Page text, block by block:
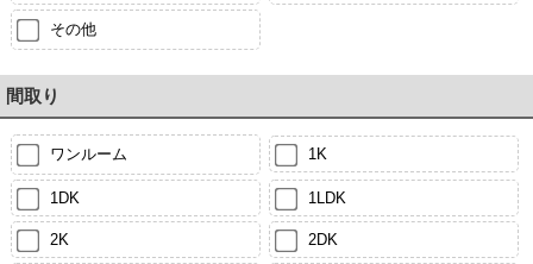
その他
間取り
ワンルーム 1K
1DK 1LDK
2K 2DK